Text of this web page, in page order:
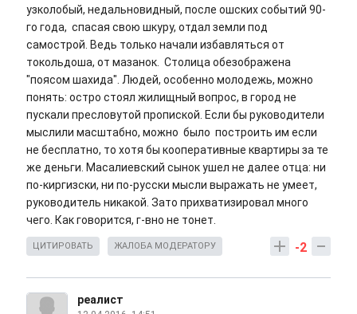
узколобый, недальновидный, после ошских событий 90-
го года, спасая свою шкуру, отдал земли под
самострой. Ведь только начали избавляться от
токольдоша, от мазанок. Столица обезображена
"поясом шахида". Людей, особенно молодежь, можно
понять: остро стоял жилищный вопрос, в город не
пускали пресловутой пропиской. Если бы руководители
мыслили масштабно, можно было построить им если
не бесплатно, то хотя бы кооперативные квартиры за те
же деньги. Масалиевский сынок ушел не далее отца: ни
по-киргизски, ни по-русски мысли выражать не умеет,
руководитель никакой. Зато прихватизировал много
чего. Как говорится, г-вно не тонет.
-2
ЦИТИРОВАТЬ ЖАЛОБА МОДЕРАТОРУ
реалист